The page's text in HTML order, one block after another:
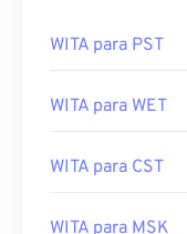
WITA para PST
WITA para WET
WITA para CST
WITA para MSK